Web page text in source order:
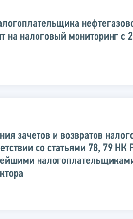
на налоговый мониторинг с
зачетов и возвратов
со статьями 78, 79 НК